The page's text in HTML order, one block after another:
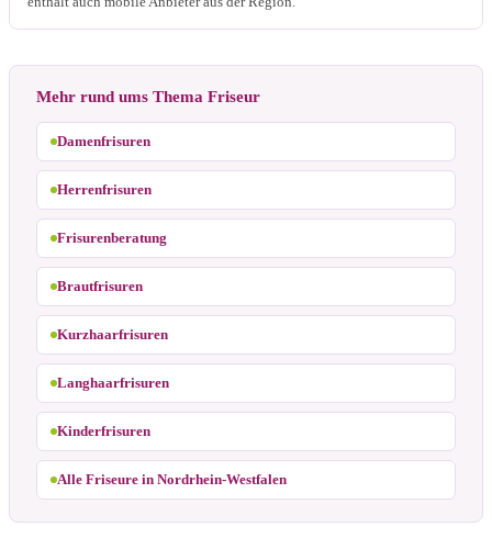
Mehr rund ums Thema Friseur
Damenfrisuren
Herrenfrisuren
Frisurenberatung
Brautfrisuren
Kurzhaarfrisuren
Langhaarfrisuren
Kinderfrisuren
Alle Friseure in Nordrhein-Westfalen